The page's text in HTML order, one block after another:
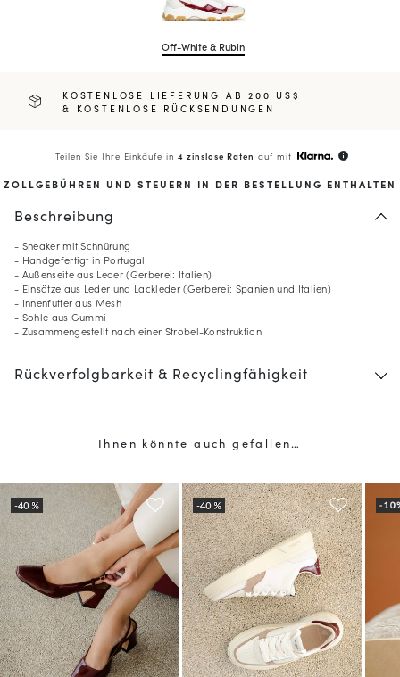
Off-White & Rubin
KOSTENLOSE LIEFERUNG AB 200 US$
& KOSTENLOSE RÜCKSENDUNGEN
Teilen Sie Ihre Einkäufe in 4 zinslose Raten auf mit info
ZOLLGEBÜHREN UND STEUERN IN DER BESTELLUNG ENTHALTEN
Beschreibung
- Sneaker mit Schnürung
- Handgefertigt in Portugal
- Außenseite aus Leder (Gerberei: Italien)
- Einsätze aus Leder und Lackleder (Gerberei: Spanien und Italien)
- Innenfutter aus Mesh
- Sohle aus Gummi
- Zusammengestellt nach einer Strobel-Konstruktion
Rückverfolgbarkeit & Recyclingfähigkeit
Ihnen könnte auch gefallen…